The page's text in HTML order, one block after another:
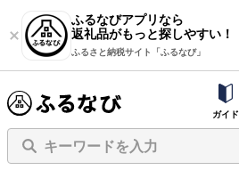
ふるなびアプリなら
返礼品がもっと探しやすい！
ふるさと納税サイト「ふるなび」
ガイド
キーワードを入力